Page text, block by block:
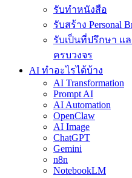
รับทำหนังสือ
รับสร้าง Personal
รับเป็นที่ปรึกษา แ
ครบวงจร
AI ทำอะไรได้บ้าง
AI Transformation
Prompt AI
AI Automation
OpenClaw
AI Image
ChatGPT
Gemini
n8n
NotebookLM